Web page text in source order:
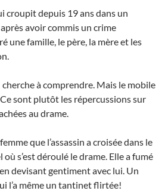
croupit depuis 19 ans dans un
avoir commis un crime
une famille, le père, la mère et les
à comprendre. Mais le mobile
Ce sont plutôt les répercussions sur
au drame.
que l’assassin a croisée dans le
s’est déroulé le drame. Elle a fumé
devisant gentiment avec lui. Un
l’a même un tantinet flirtée!